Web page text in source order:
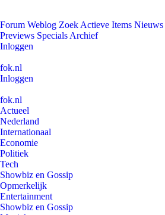
Forum Weblog Zoek Actieve Items Nieuws
Previews Specials Archief
Inloggen
fok.nl
Inloggen
fok.nl
Actueel
Nederland
Internationaal
Economie
Politiek
Tech
Showbiz en Gossip
Opmerkelijk
Entertainment
Showbiz en Gossip